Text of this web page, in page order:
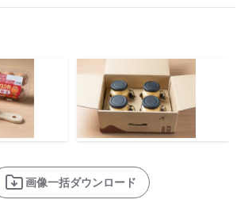
画像一括ダウンロード